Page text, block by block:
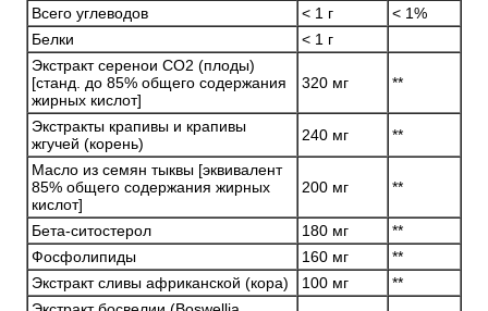
Всего углеводов
< 1 г
< 1%
Белки
< 1 г
Экстракт серенои CO2 (плоды)
[станд. до 85% общего содержания
жирных кислот]
320 мг **
Экстракты крапивы и крапивы
жгучей (корень)
240 мг
**
Масло из семян тыквы [эквивалент
85% общего содержания жирных
кислот]
200 мг **
Бета-ситостерол 180 мг
**
Фосфолипиды
160 мг
**
Экстракт сливы африканской (кора)
100 мг
**